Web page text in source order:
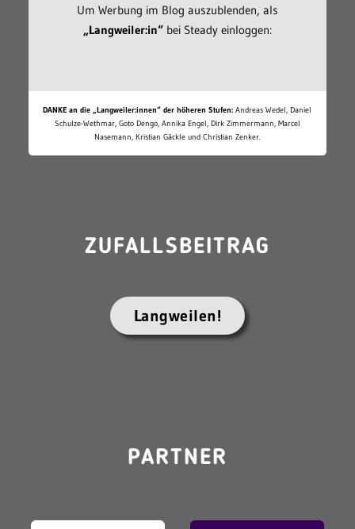
Um Werbung im Blog auszublenden, als
„Langweiler:in“bei Steady einloggen:
DANKE an die „Langweiler:innen“ der höheren Stufen: Andreas Wedel, Daniel
Schulze-Wethmar, Goto Dengo, Annika Engel, Dirk Zimmermann, Marcel
Nasemann, Kristian Gäckle und Christian Zenker.
ZUFALLSBEITRAG
Langweilen!
PARTNER